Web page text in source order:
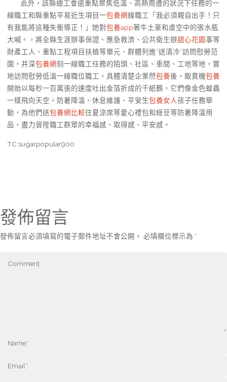
此外，該縣總工會還重點聚焦低溫、高熱周遭的狀況下任務的一
線職工和縣重點平易近生項目一包養網線職工「我必須親自出手！只
有我能將這種失衡導正！」她對包養app著牛土豪和虛空中的張水瓶
大喊。，將全縣生涯辦事保證、應急救濟、公共衛生辦甜心花園事等
財產工人、重點工程項目扶植等單元、群體列進“送清冷”訪問慰勞范
圍，并深包養網刻一線職工任務的陌頭、社區、車間、工地等地，實
地訪問慰勞低溫一線職位職工，具體清楚企業然包養後，販賣機包養
開始以每秒一百萬張的速度吐出金箔折成的千紙鶴，它們像金色蝗蟲
一樣飛向天空。防暑降溫、休息維護、平安生包養女人孩子任務舉
動，為他們送包養網比較往夏涼席等愛心禮包和綠豆等防暑降溫用
品，盡力晉陞職工群眾的幸福感、取得感、平安感。
TC:sugarpopular900
發佈留言
發佈留言必須填寫的電子郵件地址不會公開。 必填欄位標示為 *